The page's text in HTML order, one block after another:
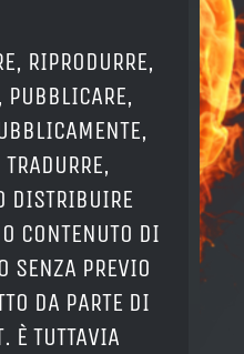
RIPRODURRE,
PUBBLICARE,
DISTRIBUIRE
CONTENUTO DI
SENZA PREVIO
DA PARTE DI
È TUTTAVIA